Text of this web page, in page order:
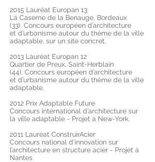
2015 Lauréat Europan 13
La Caserne de la Benauge, Bordeaux
(33). Concours européen d’architecture
et d’urbanisme autour du thème de la ville
adaptable, sur un site concret.
2013 Lauréat Europan 12
Quartier de Preux, Saint-Herblain
(44). Concours européen d’architecture
et d’urbanisme autour du thème de la ville
adaptable.
2012 Prix Adaptable Future
Concours international d’architecture sur
la ville adaptable - Projet à New-York.
2011 Lauréat ConstruirAcier
Concours national d’innovation sur
l’architecture en structure acier - Projet à
Nantes